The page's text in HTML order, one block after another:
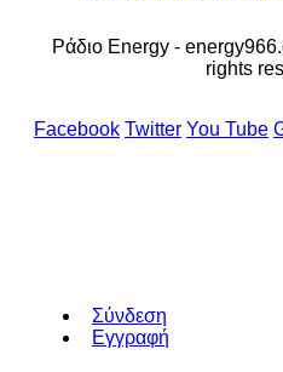
Ράδιο Energy -
rights
Facebook Twitter You Tube
Σύνδεση
Εγγραφή